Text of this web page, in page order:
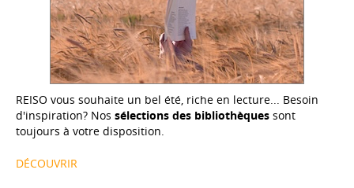
REISO vous souhaite un bel été, riche en lecture... Besoin
d'inspiration? Nos sélections des bibliothèques sont
toujours à votre disposition.
DÉCOUVRIR